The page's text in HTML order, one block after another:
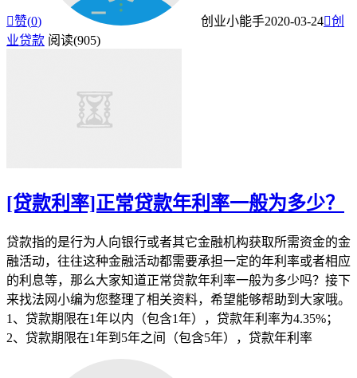
赞(0) 创业小能手2020-03-24创
业贷款 阅读(905)
[贷款利率]正常贷款年利率一般为多少？
贷款指的是行为人向银行或者其它金融机构获取所需资金的金
融活动，往往这种金融活动都需要承担一定的年利率或者相应
的利息等，那么大家知道正常贷款年利率一般为多少吗？接下
来找法网小编为您整理了相关资料，希望能够帮助到大家哦。
1、贷款期限在1年以内（包含1年），贷款年利率为4.35%；
2、贷款期限在1年到5年之间（包含5年），贷款年利率